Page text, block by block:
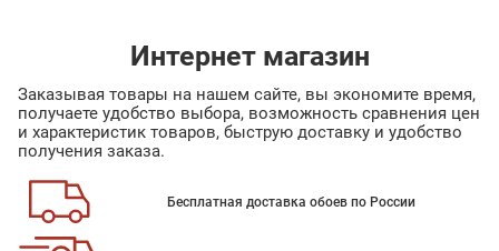
Интернет магазин
Заказывая товары на нашем сайте, вы экономите время,
получаете удобство выбора, возможность сравнения цен
и характеристик товаров, быструю доставку и удобство
получения заказа.
Бесплатная доставка обоев по России